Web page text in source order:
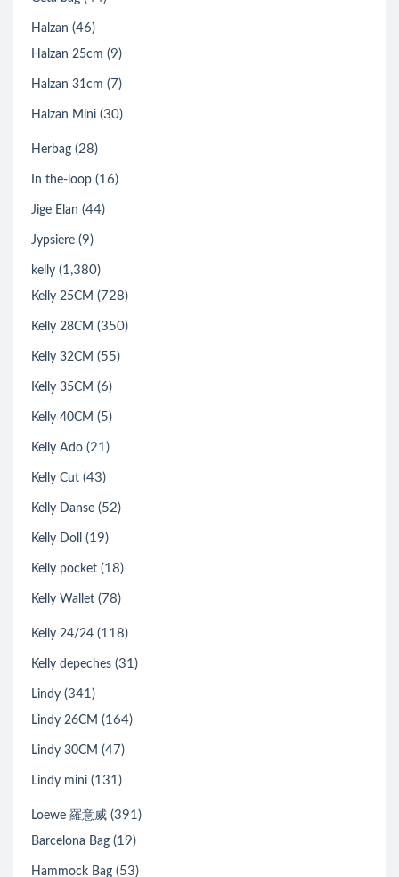
Halzan (46)
Halzan 25cm (9)
Halzan 31cm (7)
Halzan Mini (30)
Herbag (28)
In the-loop (16)
Jige Elan (44)
Jypsiere (9)
kelly (1,380)
Kelly 25CM (728)
Kelly 28CM (350)
Kelly 32CM (55)
Kelly 35CM (6)
Kelly 40CM (5)
Kelly Ado (21)
Kelly Cut (43)
Kelly Danse (52)
Kelly Doll (19)
Kelly pocket (18)
Kelly Wallet (78)
Kelly 24/24 (118)
Kelly depeches (31)
Lindy (341)
Lindy 26CM (164)
Lindy 30CM (47)
Lindy mini (131)
Loewe 羅意威 (391)
Barcelona Bag (19)
Hammock Bag (53)